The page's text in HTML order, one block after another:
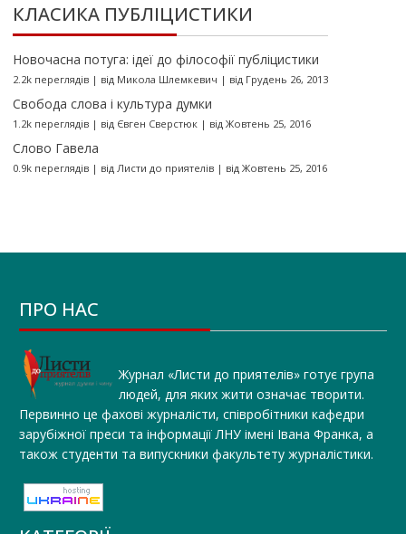
КЛАСИКА ПУБЛІЦИСТИКИ
Новочасна потуга: ідеї до філософії публіцистики
2.2k переглядів| від Микола Шлемкевич | від Грудень 26, 2013
Свобода слова і культура думки
1.2k переглядів| від Євген Сверстюк| від Жовтень 25, 2016
Слово Гавела
0.9k переглядів| від Листи до приятелів| від Жовтень 25, 2016
ПРО НАС
Журнал «Листи до приятелів» готує група
людей, для яких жити означає творити.
Первинно це фахові журналісти, співробітники кафедри
зарубіжної преси та інформації ЛНУ імені Івана Франка, а
також студенти та випускники факультету журналістики.